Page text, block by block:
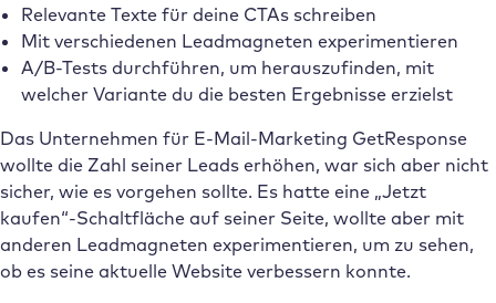
Relevante Texte für deine CTAs schreiben
Mit verschiedenen Leadmagneten experimentieren
A/B-Tests durchführen, um herauszufinden, mit
welcher Variante du die besten Ergebnisse erzielst
Das Unternehmen für E-Mail-Marketing GetResponse
wollte die Zahl seiner Leads erhöhen, war sich aber nicht
sicher, wie es vorgehen sollte. Es hatte eine „Jetzt
kaufen“-Schaltfläche auf seiner Seite, wollte aber mit
anderen Leadmagneten experimentieren, um zu sehen,
ob es seine aktuelle Website verbessern konnte.